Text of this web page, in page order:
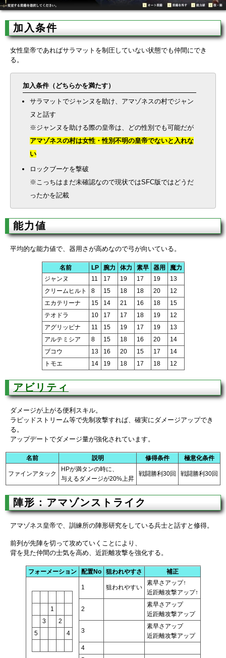
加入条件
女性皇帝であればサラマットを制圧していない状態でも仲間にでき
る。
加入条件（どちらかを満たす）
サラマットでジャンヌを助け、アマゾネスの村でジャン
ヌと話す
※ジャンヌを助ける際の皇帝は、どの性別でも可能だが
アマゾネスの村は女性・性別不明の皇帝でないと入れな
い
ロックブーケを撃破
※こっちはまだ未確認なので現状ではSFC版ではどうだ
ったかを記載
能力値
平均的な能力値で、器用さが高めなので弓が向いている。
名前 LP 腕力 体力 素早 器用
魔力
ジャンヌ
11 17 19 17 19
13
クリームヒルト
8 15 18 18 20
12
エカテリーナ
15 14 21 16 18
15
テオドラ
10 17 17 18 19
12
アグリッピナ
11 15 19 17 19
13
アルテミシア
8 15 18 16 20
14
ブコウ
13 16 20 15 17
14
トモエ
14 19 18 17 18 12
アビリティ
ダメージが上がる便利スキル。
ラピッドストリーム等で先制攻撃すれば、確実にダメージアップでき
る。
アップデートでダメージ量が強化されています。
名前 説明 修得条件 極意化条件
ファインアタック
HPが満タンの時に、
与えるダメージが20%上昇
戦闘勝利30回 戦闘勝利30回
陣形：アマゾンストライク
アマゾネス皇帝で、訓練所の陣形研究をしている兵士と話すと修得。
前列が先陣を切って攻めていくことにより、
背を見た仲間の士気を高め、近距離攻撃を強化する。
フォーメーション 配置No 狙われやすさ 補正
1
3
2
5
4
1 狙われやすい
素早さアップ↑
近距離攻撃アップ↑
2
素早さアップ
近距離攻撃アップ
3
素早さアップ
近距離攻撃アップ
4